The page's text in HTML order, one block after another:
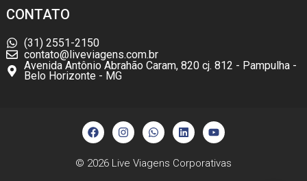
CONTATO
(31) 2551-2150
contato@liveviagens.com.br
Avenida Antônio Abrahão Caram, 820 cj. 812 - Pampulha -
Belo Horizonte - MG
F
a
c
b
I
n
s
a
W
h
a
s
L
i
n
e
Y
o
u
u
© 2026 Live Viagens Corporativas